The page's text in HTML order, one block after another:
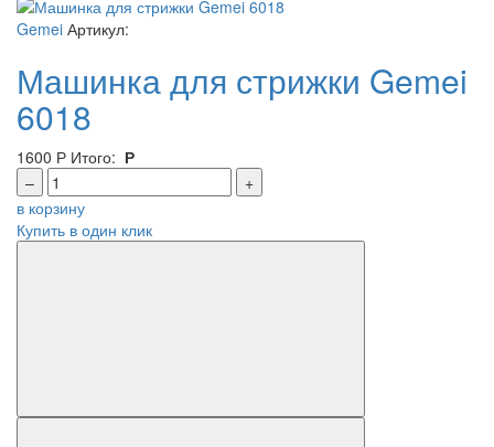
Gemei Артикул:
Машинка для стрижки Gemei
6018
1600 Р Итого: Р
–
+
в корзину
Купить в один клик